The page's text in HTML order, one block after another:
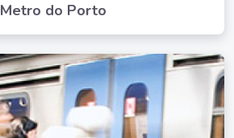
Metro do Porto